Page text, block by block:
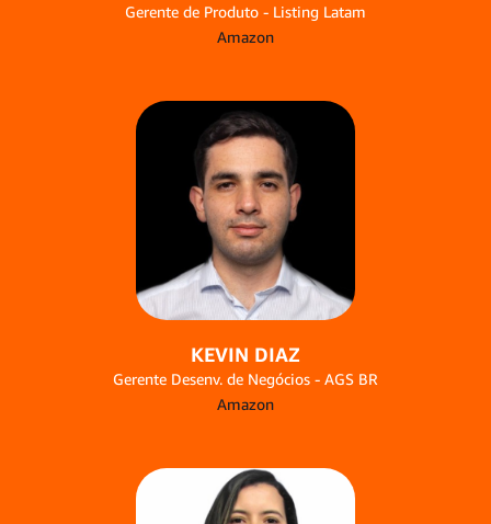
Gerente de Produto - Listing Latam
Amazon
KEVIN DIAZ
Gerente Desenv. de Negócios - AGS BR
Amazon